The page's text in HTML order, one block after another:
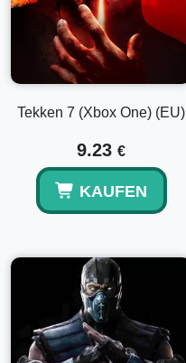
Tekken 7 (Xbox One) (EU)
9.23 €
KAUFEN